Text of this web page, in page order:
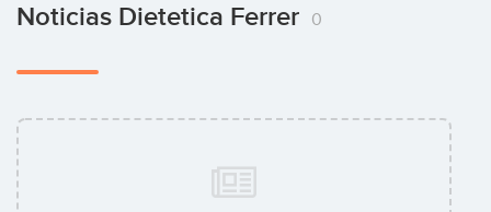
Noticias Dietetica Ferrer 0